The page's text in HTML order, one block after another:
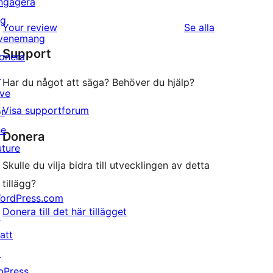
stjärniga
recensioner
1-
stjärnig
recension
Your review Se alla
Support
Har du något att säga? Behöver du hjälp?
Visa supportforum
Donera
Skulle du vilja bidra till utvecklingen av detta
tillägg?
Donera till det här tillägget